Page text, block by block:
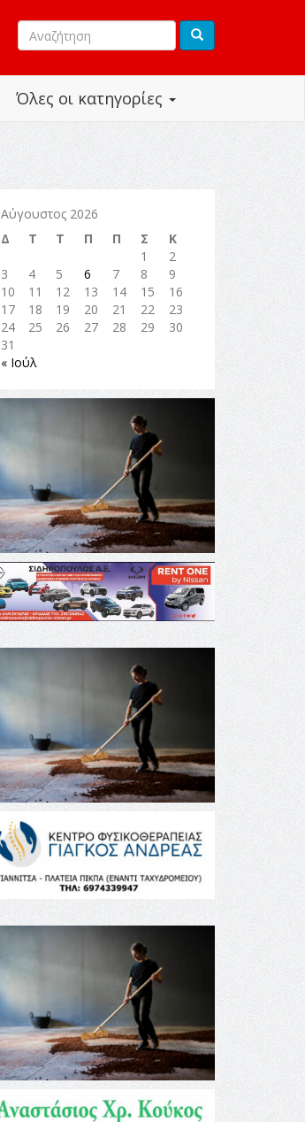
Όλες οι κατηγορίες
Αύγουστος 2026
Δ
Τ Τ Π Π Σ
Κ
1
2
3
4 5 6 7 8
9
10
11 12 13 14 15
16
17
18 19 20 21 22
23
24
25 26 27 28 29
30
31
« Ιούλ